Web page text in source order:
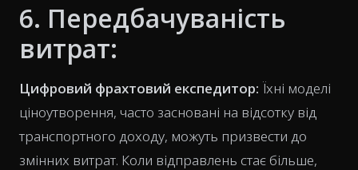
6. Передбачуваність
витрат:
Цифровий фрахтовий експедитор: Їхні моделі
ціноутворення, часто засновані на відсотку від
транспортного доходу, можуть призвести до
змінних витрат. Коли відправлень стає більше,